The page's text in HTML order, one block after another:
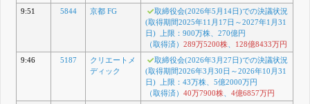
9:51
5844 京都 FG
取締役会(2026年5月14日)での決議状況
(取得期間2025年11月17日～2027年1月31
日) 上限：900万株、270億円
（取得済） 289万5200株、
128億8433万円
9:46
5187
クリエートメ
ディック
取締役会(2026年3月27日)での決議状況
(取得期間2026年3月30日～2026年10月31
日) 上限：43万株、5億2000万円
（取得済） 40万7900株、 4億6857万円